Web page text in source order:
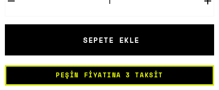
SEPETE EKLE
PEŞIN FIYATINA 3 TAKSIT